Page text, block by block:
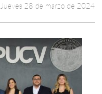
Jueves 28 de marzo de 2024